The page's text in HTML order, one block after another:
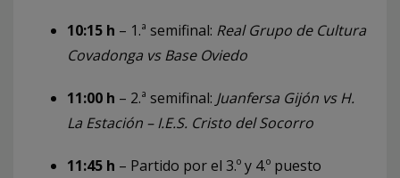
10:15 h – 1.ª semifinal: Real Grupo de Cultura
Covadonga vs Base Oviedo
11:00 h – 2.ª semifinal: Juanfersa Gijón vs H.
La Estación – I.E.S. Cristo del Socorro
11:45 h – Partido por el 3.º y 4.º puesto